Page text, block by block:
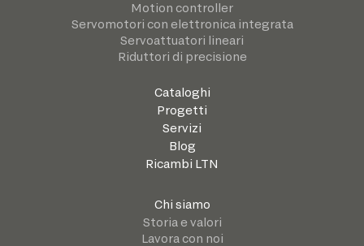
Motion controller
Servomotori con elettronica integrata
Servoattuatori lineari
Riduttori di precisione
Cataloghi
Progetti
Servizi
Blog
Ricambi LTN
Chi siamo
Storia e valori
Lavora con noi